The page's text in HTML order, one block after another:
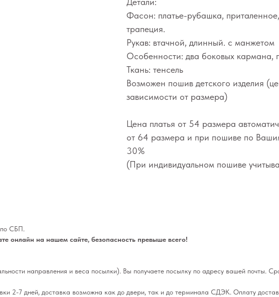
Фасон: платье-рубашка,
трапеция.
Рукав: втачной, длинный. с манжетом
Особенности: два боковых кармана,
Ткань: тенсель
Возможен пошив детского изделия
зависимости от размера)
Цена платья от 54 размера
от 64 размера и при пошиве по
30%
(При индивидуальном пошиве
по СБП.
онлайн на нашем сайте, безопасность превыше всего!
направления и веса посылки). Вы получаете посылку по адресу вашей почты.
2-7 дней, доставка возможна как до двери, так и до терминала СДЭК. Оплату